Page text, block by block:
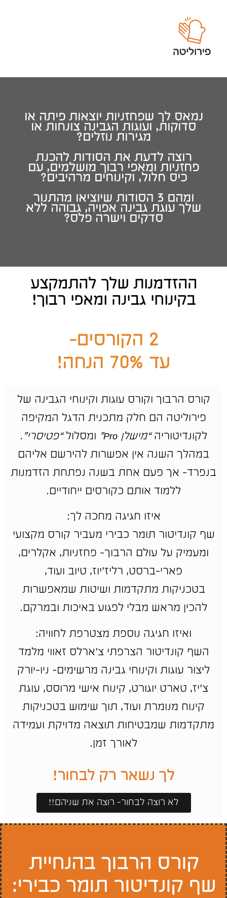
נמאס לך שפחזניות יוצאות פיתה או
סדוקות, ועוגות הגבינה צונחות או
מגירות נוזלים?
רוצה לדעת את הסודות להכנת
פחזניות ומאפי רבוך מושלמים, עם
כיס חלול, וקינוחים מרהיבים?
ומהם 3 הסודות שיוציאו מהתנור
שלך עוגת גבינה אפויה, גבוהה ללא
סדקים וישרה פלס?
ההזדמנות שלך להתמקצע
בקינוחי גבינה ומאפי רבוך!
2 הקורסים-
עד 70% הנחה!
קורס הרבוך וקורס עוגות וקינוחי הגבינה של
פירוליטה הם חלק מתכנית הדגל המקיפה
לקונדיטוריה“מישלן Pro” ומסלול“פטיסרי” .
במהלך השנה אין אפשרות להירשם אליהם
בנפרד- אך פעם אחת בשנה נפתחת הזדמנות
ללמוד אותם כקורסים ייחודיים.
איזו חגיגה מחכה לך:
שף קונדיטור תומר כבירי מעביר קורס מקצועי
ומעמיק על עולם הרבוך- פחזניות, אקלרים,
פארי-ברסט, רליז’יוז, טיוב ועוד,
בטכניקות מתקדמות ושיטות שמאפשרות
להכין מראש מבלי לפגוע באיכות ובמרקם.
ואיזו חגיגה נוספת מצטרפת לחוויה:
השף קונדיטור הצרפתי צ’ארלס זאווי מלמד
ליצור עוגות וקינוחי גבינה מרשימים- ניו-יורק
צ’יז, טארט יוגורט, קינוח אישי מרוסס, עוגת
קינוח מנומרת ועוד, תוך שימוש בטכניקות
מתקדמות שמבטיחות תוצאה מדויקת ועמידה
לאורך זמן.
לך נשאר רק לבחור!
לא רוצה לבחור- רוצה את שניהם!!
קורס הרבוך בהנחיית
שף קונדיטור תומר כבירי: